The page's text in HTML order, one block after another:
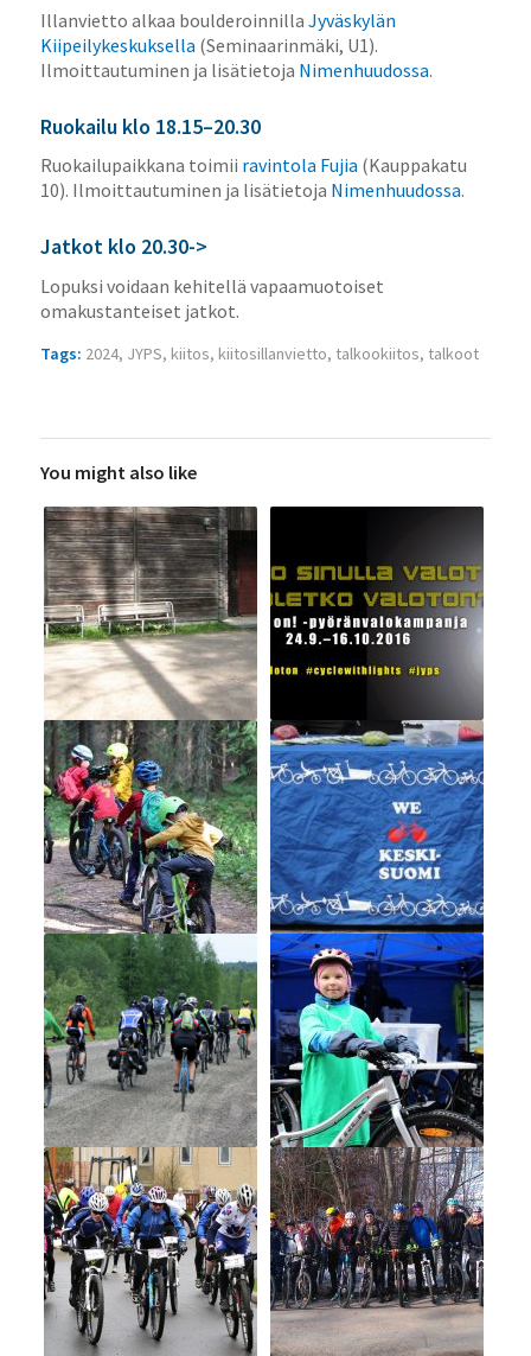
Illanvietto alkaa boulderoinnilla Jyväskylän
Kiipeilykeskuksella (Seminaarinmäki, U1).
Ilmoittautuminen ja lisätietoja Nimenhuudossa.
Ruokailu klo 18.15–20.30
Ruokailupaikkana toimii ravintola Fujia (Kauppakatu
10). Ilmoittautuminen ja lisätietoja Nimenhuudossa.
Jatkot klo 20.30->
Lopuksi voidaan kehitellä vapaamuotoiset
omakustanteiset jatkot.
Tags: 2024, JYPS, kiitos, kiitosillanvietto, talkookiitos, talkoot
You might also like